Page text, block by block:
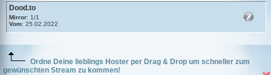
Dood.to
Mirror: 1/1
Vom: 25.02.2022
Ordne Deine lieblings Hoster per Drag & Drop um schneller zum
gewünschten Stream zu kommen!